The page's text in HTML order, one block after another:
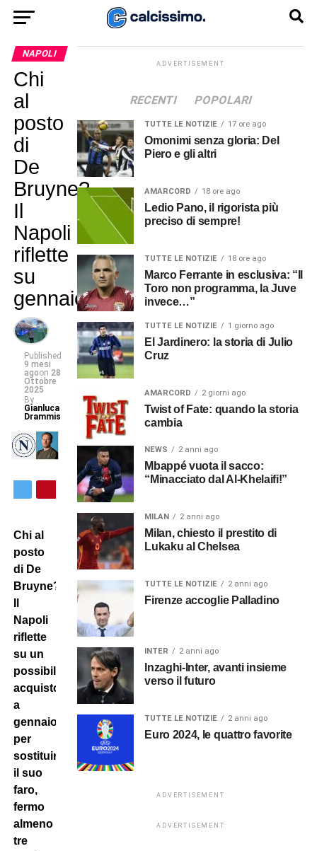
NAPOLI
Chi
al
posto
di
De
Bruyne?
Il
Napoli
riflette
su
gennaio
Published
9 mesi
agoon 28
Ottobre
2025
By
Gianluca
Drammis
Chi al
posto
di De
Bruyne?
Napoli
riflette
su un
possibile
acquisto
a
gennaio
per
sostituire
il suo
faro,
fermo
almeno
tre
ADVERTISEMENT
RECENTI POPOLARI
TUTTE LE NOTIZIE 17 ore ago
Omonimi senza gloria: Del
Piero e gli altri
AMARCORD 18 ore ago
Ledio Pano, il rigorista più
preciso di sempre!
TUTTE LE NOTIZIE 18 ore ago
Marco Ferrante in esclusiva: “Il
Toro non programma, la Juve
invece…”
TUTTE LE NOTIZIE 1 giorno ago
El Jardinero: la storia di Julio
Cruz
AMARCORD 2 giorni ago
Twist of Fate: quando la storia
cambia
NEWS 2 anni ago
Mbappé vuota il sacco:
“Minacciato dal Al-Khelaifi!”
MILAN 2 anni ago
Milan, chiesto il prestito di
Lukaku al Chelsea
TUTTE LE NOTIZIE 2 anni ago
Firenze accoglie Palladino
INTER 2 anni ago
Inzaghi-Inter, avanti insieme
verso il futuro
TUTTE LE NOTIZIE 2 anni ago
Euro 2024, le quattro favorite
ADVERTISEMENT
ADVERTISEMENT